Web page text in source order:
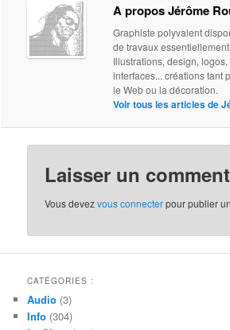
A propos Jérôme
Graphiste polyvalent
de travaux
Illustrations, design,
interfaces... créations tant
le Web ou la décoration.
Voir tous les articles de
Laisser un
Vous devezvous connecterpour publier
CATÉGORIES :
Audio (3)
Info (304)